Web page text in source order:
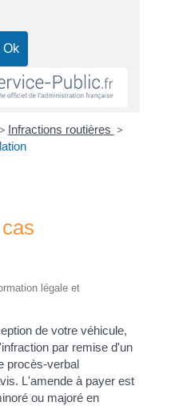
> Infractions routières >
légale et
de votre véhicule,
par remise d'un
procès-verbal
L'amende à payer est
ou majoré en